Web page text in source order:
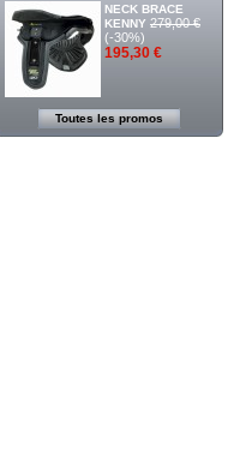
NECK BRACE
KENNY 279,00 €
(-30%)
195,30 €
Toutes les promos